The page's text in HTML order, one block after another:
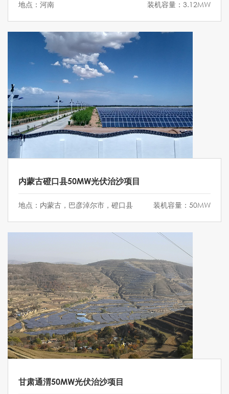
地点：河南 装机容量：3.12MW
内蒙古磴口县50MW光伏治沙项目
地点：内蒙古，巴彦淖尔市，磴口县 装机容量：50MW
甘肃通渭50MW光伏治沙项目